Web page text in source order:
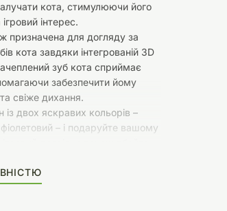
кота, стимулюючи його
інтерес.
призначена для догляду за
кота завдяки інтегрованій 3D
зуб кота сприймає
забезпечити йому
свіже дихання.
із двох яскравих кольорів –
– і подаруйте вашому